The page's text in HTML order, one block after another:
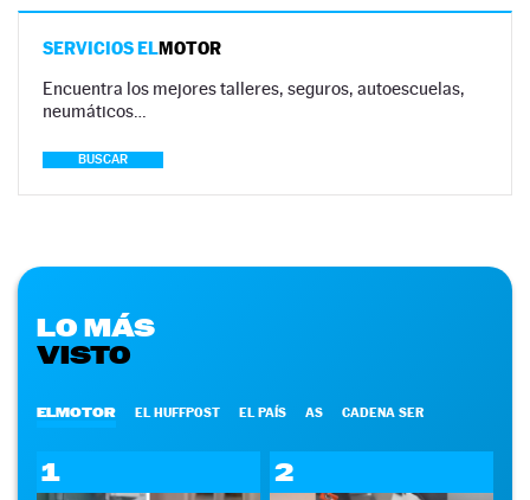
SERVICIOS ELMOTOR
Encuentra los mejores talleres, seguros, autoescuelas,
neumáticos…
BUSCAR
LO MÁS
VISTO
ELMOTOR EL HUFFPOST EL PAÍS AS CADENA SER
1 2